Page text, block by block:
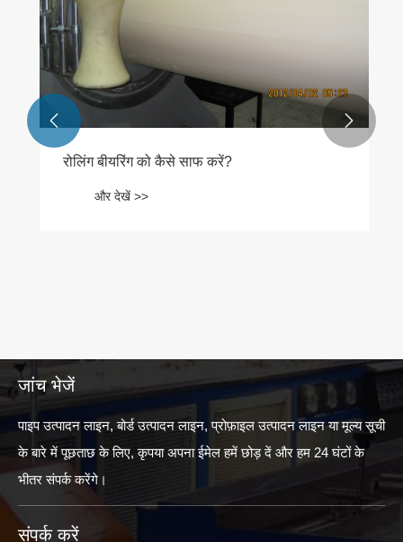
रोलिंग बीयरिंग को कैसे साफ करें?
और देखें >>
 
जांच भेजें
पाइप उत्पादन लाइन, बोर्ड उत्पादन लाइन, प्रोफ़ाइल उत्पादन लाइन या मूल्य सूची
के बारे में पूछताछ के लिए, कृपया अपना ईमेल हमें छोड़ दें और हम 24 घंटों के
भीतर संपर्क करेंगे।
संपर्क करें